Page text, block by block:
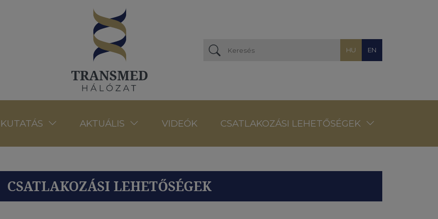
HU EN
KUTATÁS AKTUÁLIS VIDEÓK CSATLAKOZÁSI LEHETŐSÉGEK
CSATLAKOZÁSI LEHETŐSÉGEK